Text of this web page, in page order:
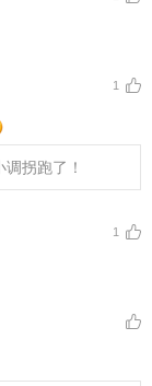
1
拐跑了！
1